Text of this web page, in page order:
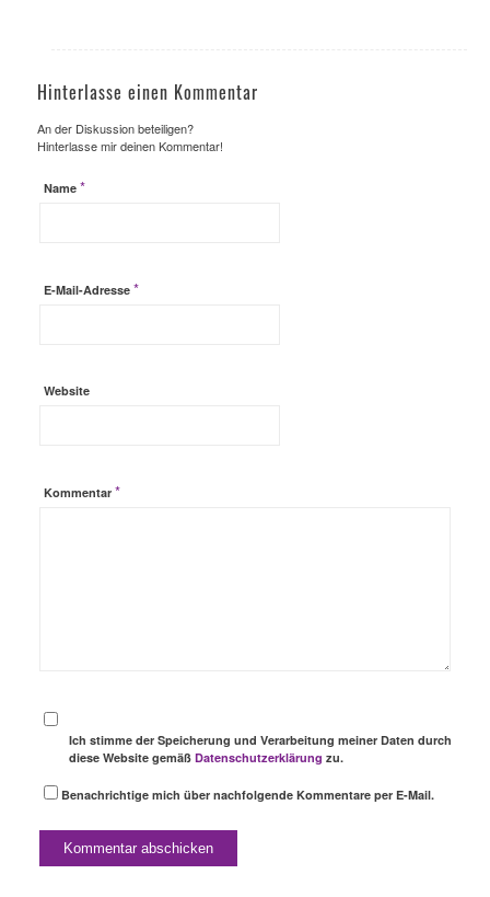
Hinterlasse einen Kommentar
An der Diskussion beteiligen?
Hinterlasse mir deinen Kommentar!
Name *
E-Mail-Adresse *
Website
Kommentar *
Ich stimme der Speicherung und Verarbeitung meiner Daten durch
diese Website gemäßDatenschutzerklärung zu.
Benachrichtige mich über nachfolgende Kommentare per E-Mail.